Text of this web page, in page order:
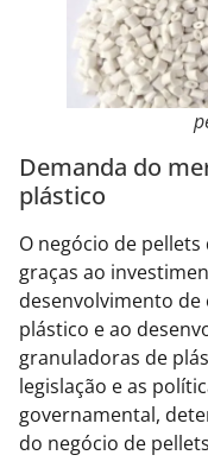
Demanda do
plástico
O negócio de
graças ao
desenvolvimento
plástico e ao
granuladoras de
legislação e as
governamental,
do negócio de